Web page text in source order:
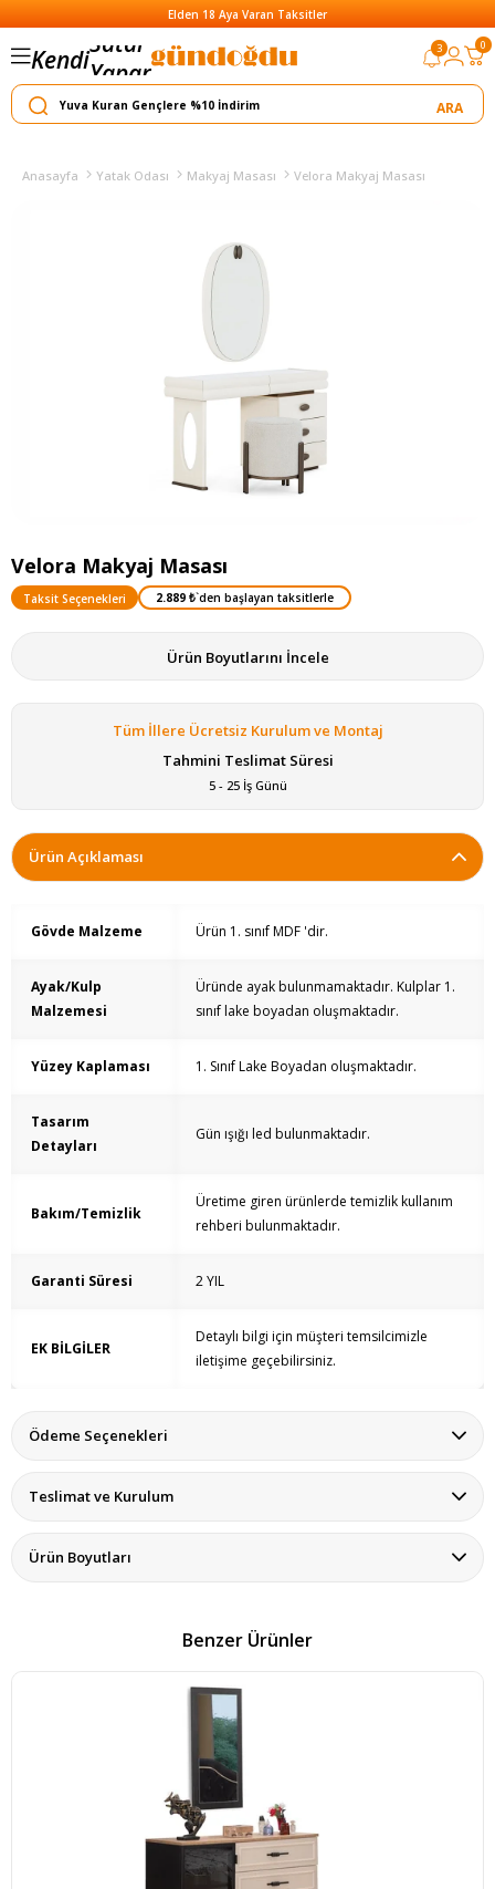
Elden 18 Aya Varan Taksitler
Kendi
Satar
Yapar
3 0
Anasayfa Yatak Odası Makyaj Masası Velora Makyaj Masası
Velora Makyaj Masası
Taksit Seçenekleri 2.889 ₺`den başlayan taksitlerle
Ürün Boyutlarını İncele
Tüm İllere Ücretsiz Kurulum ve Montaj
Tahmini Teslimat Süresi
5 - 25 İş Günü
Ürün Açıklaması
Gövde Malzeme Ürün 1. sınıf MDF 'dir.
Ayak/Kulp
Malzemesi
Üründe ayak bulunmamaktadır. Kulplar 1.
sınıf lake boyadan oluşmaktadır.
Yüzey Kaplaması 1. Sınıf Lake Boyadan oluşmaktadır.
Tasarım
Detayları
Gün ışığı led bulunmaktadır.
Bakım/Temizlik
Üretime giren ürünlerde temizlik kullanım
rehberi bulunmaktadır.
Garanti Süresi 2 YIL
EK BİLGİLER
Detaylı bilgi için müşteri temsilcimizle
iletişime geçebilirsiniz.
Ödeme Seçenekleri
Teslimat ve Kurulum
Ürün Boyutları
Benzer Ürünler